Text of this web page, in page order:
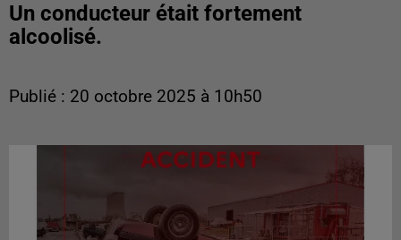
Un conducteur était fortement
alcoolisé.
Publié : 20 octobre 2025 à 10h50